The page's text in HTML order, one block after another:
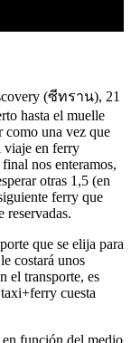
(ซีทราน), 21
hasta el muelle
como una vez que
viaje en ferry
nos enteramos,
otras 1,5 (en
ferry que
reservadas.
que se elija para
costará unos
el transporte, es
cuesta
función del medio